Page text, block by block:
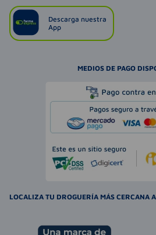
Descarga nuestra
App
MEDIOS DE PAGO
LOCALIZA TU DROGUERÍA MÁS CERCANA